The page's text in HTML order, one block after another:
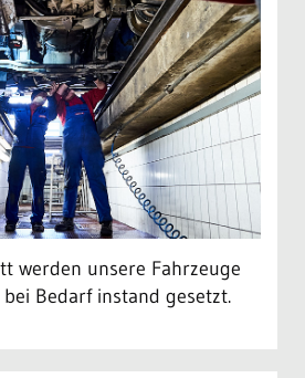
werden unsere Fahrzeuge
Bedarf instand gesetzt.